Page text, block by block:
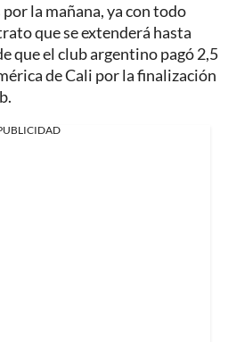
la mañana, ya con todo
que se extenderá hasta
que el club argentino pagó 2,5
de Cali por la finalización